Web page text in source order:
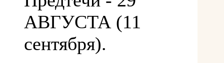
АВГУСТА (11
сентября).